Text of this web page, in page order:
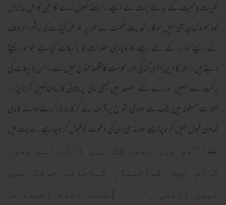
غیرت وحمیت کے بدلے بہت سے ایسے راستے کھول دے گا جن کااہل مدارس
کووہم و گمان بھی نہیں ہوگا ۔تحدیث نعمت کے طورپر عرض کیاہے کہ راقم الحروف
نے اپنے ادارہ کے لئے ایسے کاروباری حضرات کا بائیکاٹ کیا ہے جو سود لیتے
دیتے ہیں۔ اللہ کا دین ایسی گندگی اور نحوست کا قطعاً محتاج نہیں ہے۔ اس بائیکاٹ کی
برکت سے ہمیں ادارے کے سلسلہ میں کبھی مالی پریشانی کاسامنانہیں کرنا پڑا ۔
صورت مسئولہ میں بنک سے سودی شرح پر قرضہ لے کرکاروبار کرنے والے کامالی
تعاون قبول نہیں کرناچاہیے اورنہ ہی ان کی دعوت کوقبول کرناچاہیے ۔حدیث میں
ہے: ’’جو چیز تجھے شک میں ڈالے اسے چھوڑ
کراس چیز کواختیار کیاجائے جوشک میں
نہیں ڈالتی۔ ‘‘ [مسند امام احمد، ص: